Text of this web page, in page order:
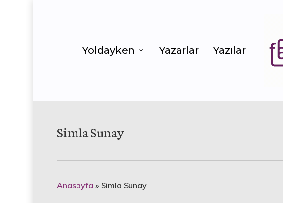
Yoldayken Yazarlar Yazılar
Simla Sunay
Anasayfa » Simla Sunay